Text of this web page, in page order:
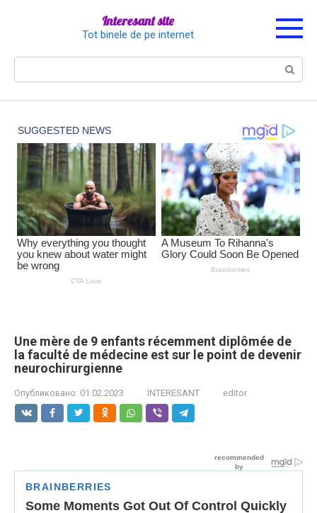
Interesant site
Tot binele de pe internet
Une mère de 9 enfants récemment diplômée de
la faculté de médecine est sur le point de devenir
neurochirurgienne
Опубликовано: 01.02.2023 INTERESANT editor